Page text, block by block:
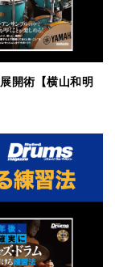
開術【横山和明